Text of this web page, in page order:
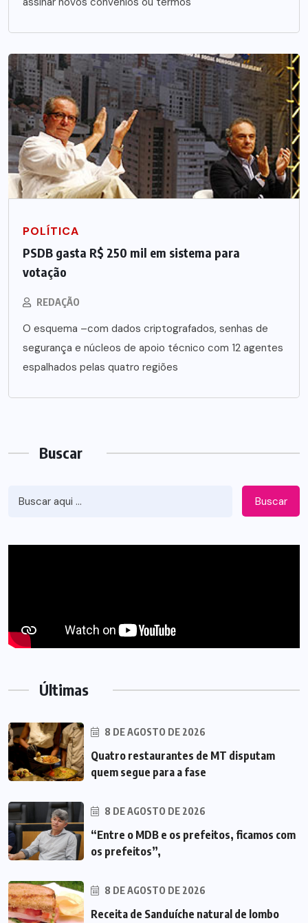
POLÍTICA
PSDB gasta R$ 250 mil em sistema para
votação
REDAÇÃO
O esquema –com dados criptografados, senhas de
segurança e núcleos de apoio técnico com 12 agentes
espalhados pelas quatro regiões
Buscar
Buscar
Últimas
8 DE AGOSTO DE 2026
Quatro restaurantes de MT disputam
quem segue para a fase
8 DE AGOSTO DE 2026
“Entre o MDB e os prefeitos, ficamos com
os prefeitos”,
8 DE AGOSTO DE 2026
Receita de Sanduíche natural de lombo